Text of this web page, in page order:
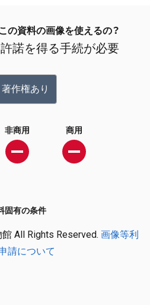
の資料の画像を使えるの？
諾を得る手続が必要
著作権あり
非商用 商用
固有の条件
All Rights Reserved. 画像等利
請について